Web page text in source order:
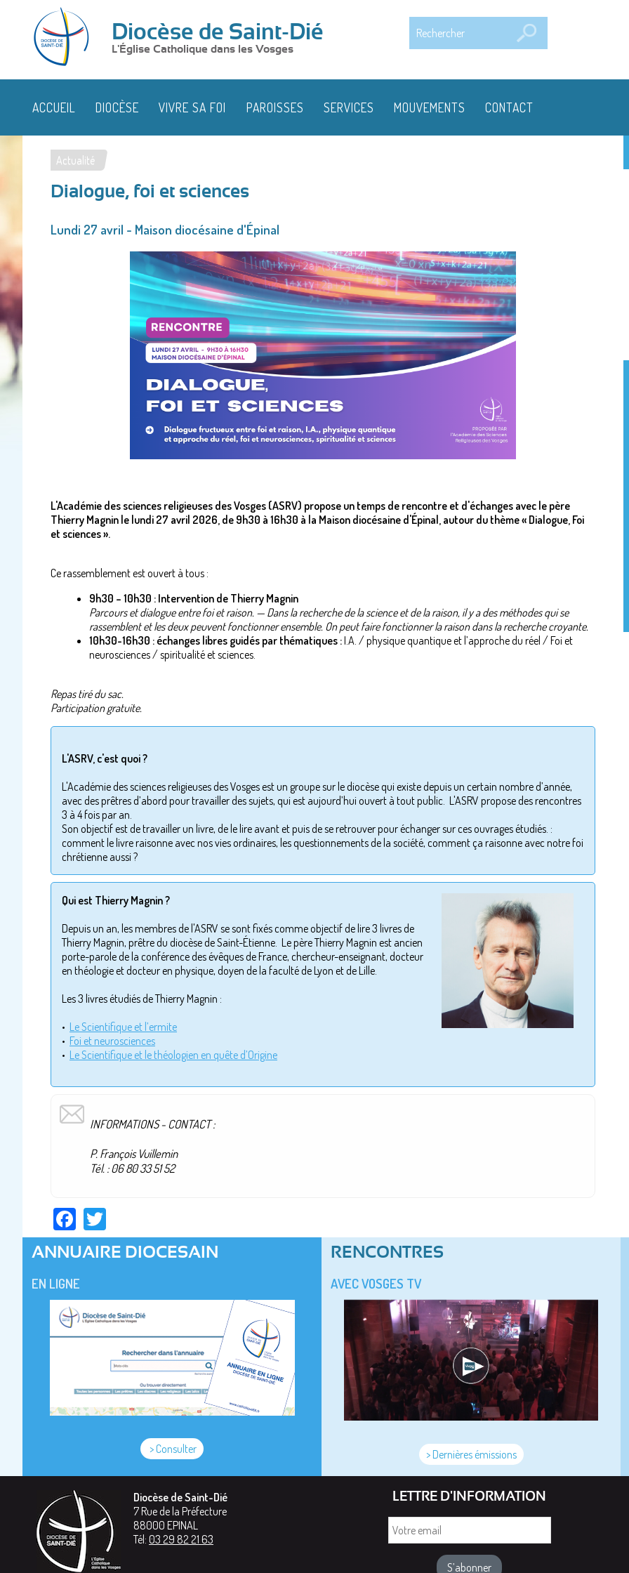
Diocèse de Saint-Dié
L'Église Catholique dans les Vosges
ACCUEIL DIOCÈSE VIVRE SA FOI PAROISSES SERVICES MOUVEMENTS CONTACT
Vous
êtes
ici
Actualité
Dialogue, foi et sciences
Lundi 27 avril - Maison diocésaine d'Épinal
L'Académie des sciences religieuses des Vosges (ASRV) propose un temps de rencontre et d'échanges avec le père
Thierry Magnin le lundi 27 avril 2026, de 9h30 à 16h30 à la Maison diocésaine d'Épinal, autour du thème « Dialogue, Foi
et sciences ».
Ce rassemblement est ouvert à tous :
9h30 – 10h30 : Intervention de Thierry Magnin
Parcours et dialogue entre foi et raison. — Dans la recherche de la science et de la raison, il y a des méthodes qui se
rassemblent et les deux peuvent fonctionner ensemble. On peut faire fonctionner la raison dans la recherche croyante.
10h30-16h30 : échanges libres guidés par thématiques :I.A. / physique quantique et l’approche du réel / Foi et
neurosciences / spiritualité et sciences.
Repas tiré du sac.
Participation gratuite.
L'ASRV, c'est quoi ?
L'Académie des sciences religieuses des Vosges est un groupe sur le diocèse qui existe depuis un certain nombre d’année,
avec des prêtres d’abord pour travailler des sujets, qui est aujourd’hui ouvert à tout public. L'ASRV propose des rencontres
3 à 4 fois par an.
Son objectif est de travailler un livre, de le lire avant et puis de se retrouver pour échanger sur ces ouvrages étudiés. :
comment le livre raisonne avec nos vies ordinaires, les questionnements de la société, comment ça raisonne avec notre foi
chrétienne aussi ?
Qui est Thierry Magnin ?
Depuis un an, les membres de l'ASRV se sont fixés comme objectif de lire 3 livres de
Thierry Magnin, prêtre du diocèse de Saint-Étienne. Le père Thierry Magnin est ancien
porte-parole de la conférence des évêques de France, chercheur-enseignant, docteur
en théologie et docteur en physique, doyen de la faculté de Lyon et de Lille.
Les 3 livres étudiés de Thierry Magnin :
• Le Scientifique et l’ermite
• Foi et neurosciences
• Le Scientifique et le théologien en quête d’Origine
INFORMATIONS - CONTACT :
P. François Vuillemin
Tél. : 06 80 33 51 52
Facebook
ANNUAIRE DIOCESAIN
EN LIGNE
> Consulter
RENCONTRES
AVEC VOSGES TV
> Dernières émissions
Diocèse de Saint-Dié
7 Rue de la Préfecture
88000 EPINAL
Tél: 03 29 82 21 63
LETTRE D'INFORMATION